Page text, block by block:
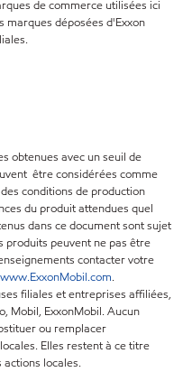
de commerce utilisées ici
marques déposées d'Exxon
obtenues avec un seuil de
être considérées comme
conditions de production
du produit attendues quel
dans ce document sont sujet
produits peuvent ne pas être
contacter votre
www.ExxonMobil.com.
filiales et entreprises affiliées,
Mobil, ExxonMobil. Aucun
ou remplacer
Elles restent à ce titre
actions locales.